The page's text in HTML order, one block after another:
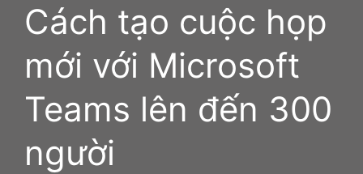
Cách tạo cuộc họp
mới với Microsoft
Teams lên đến 300
người